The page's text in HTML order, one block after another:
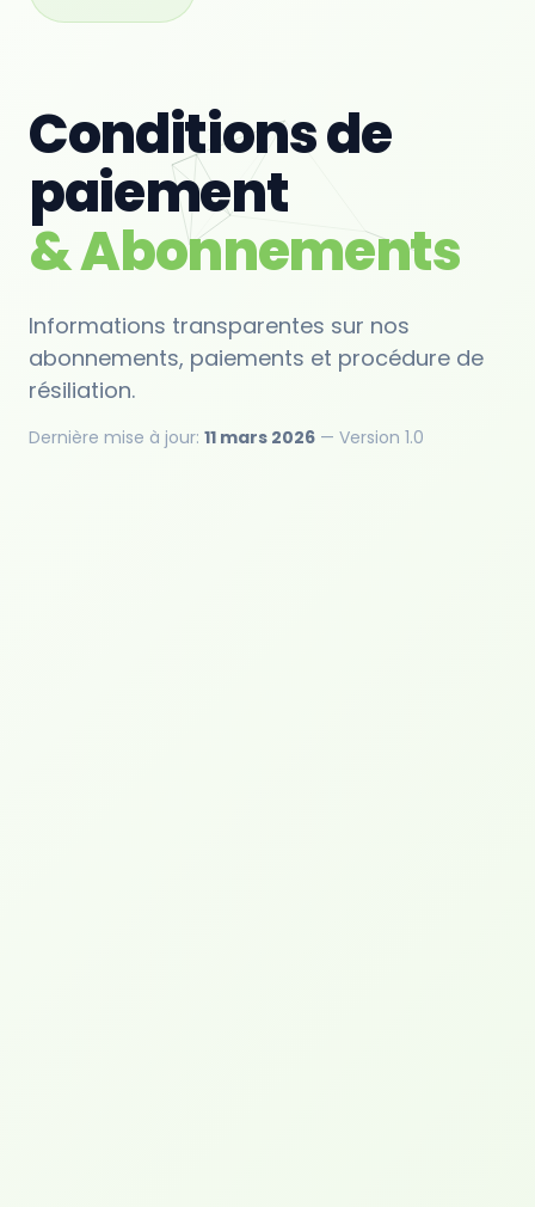
Conditions de
paiement
& Abonnements
Informations transparentes sur nos
abonnements, paiements et procédure de
résiliation.
Dernière mise à jour: 11 mars 2026 — Version 1.0